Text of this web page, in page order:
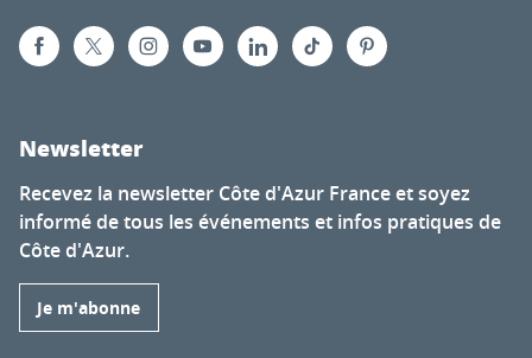
Newsletter
Recevez la newsletter Côte d'Azur France et soyez
informé de tous les événements et infos pratiques de
Côte d'Azur.
Je m'abonne